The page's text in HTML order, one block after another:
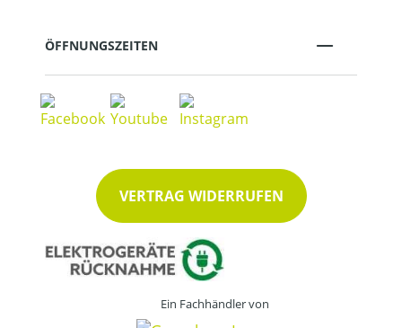
ÖFFNUNGSZEITEN
VERTRAG WIDERRUFEN
Ein Fachhändler von